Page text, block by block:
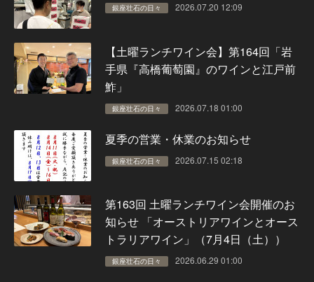
銀座壮石の日々 2026.07.20 12:09
【土曜ランチワイン会】第164回「岩
手県『高橋葡萄園』のワインと江戸前
鮓」
銀座壮石の日々 2026.07.18 01:00
夏季の営業・休業のお知らせ
銀座壮石の日々 2026.07.15 02:18
第163回 土曜ランチワイン会開催のお
知らせ 「オーストリアワインとオース
トラリアワイン」（7月4日（土））
銀座壮石の日々 2026.06.29 01:00